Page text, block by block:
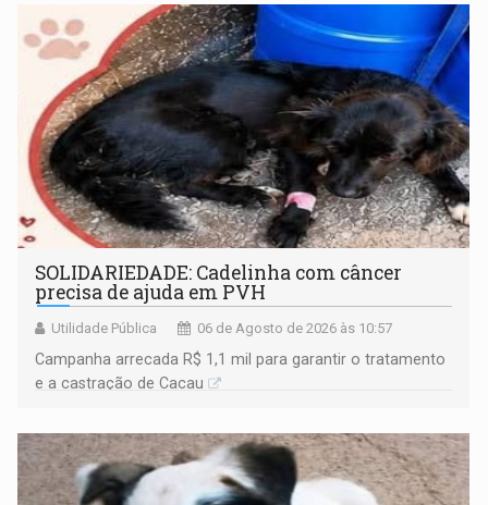
SOLIDARIEDADE: Cadelinha com câncer
precisa de ajuda em PVH
Utilidade Pública 06 de Agosto de 2026 às 10:57
Campanha arrecada R$ 1,1 mil para garantir o tratamento
e a castração de Cacau